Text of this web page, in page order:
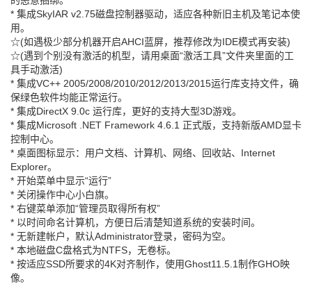
* 集成SkyIAR v2.75磁盘控制器驱动，适应各种新旧主机及笔记本使
用。
☆(如遇极少部分机器开启AHCI蓝屏，推荐修改为IDE模式再安装)
☆(遇到个别没有激活的机型，请用桌面“激活工具”文件夹里面的工
具手动激活)
* 集成VC++ 2005/2008/2010/2012/2013/2015运行库支持文件，确
保绿色软件均能正常运行。
* 集成DirectX 9.0c 运行库，更好的支持大型3D游戏。
* 集成Microsoft .NET Framework 4.6.1 正式版，支持新版AMD显卡
控制中心。
* 桌面图标显示：用户文档、计算机、网络、回收站、Internet
Explorer。
* 开始菜单中显示“运行”
* 关闭操作中心小白旗。
* 右键菜单添加“管理员取得所有权”
* 以时间命名计算机，方便日后清楚知道系统的安装时间。
* 无新建帐户，默认Administrator登录，密码为空。
* 本地磁盘C盘格式为NTFS，无卷标。
* 按适应SSD所要求的4K对齐制作，使用Ghost11.5.1制作GHO映
像。